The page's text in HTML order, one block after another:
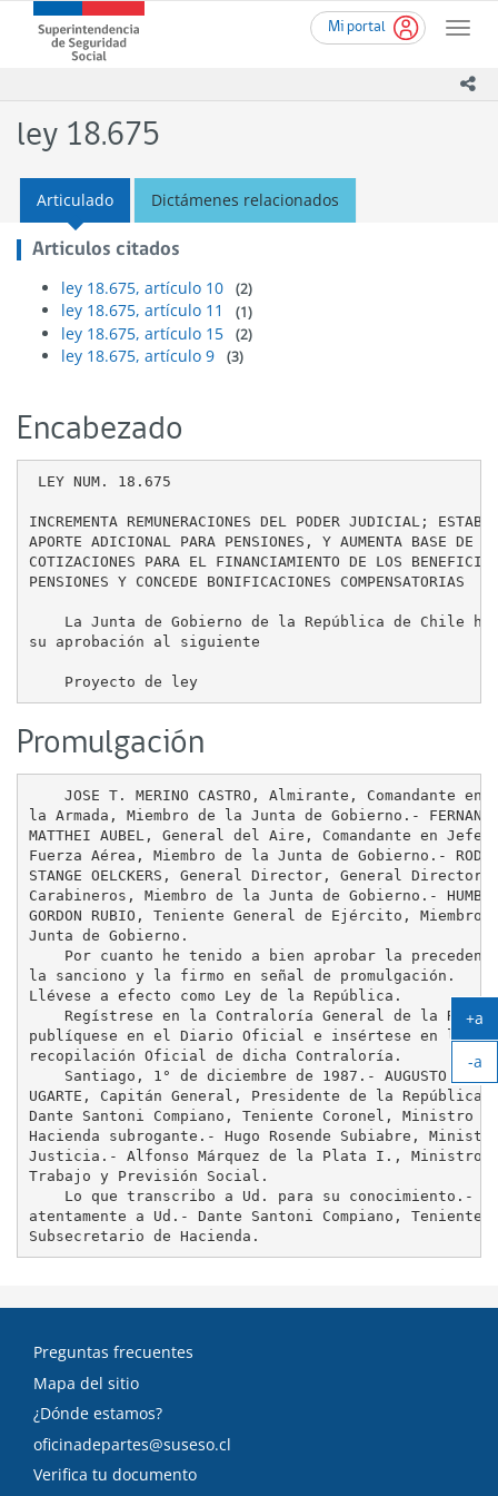
contenido
Mi portal
Toggle
Superintendencia
de
(SUSESO)
-
de
Chile
ley 18.675
Articulado Dictámenes relacionados
Articulos citados
ley 18.675, artículo 10
(2)
ley 18.675, artículo 11 (1)
ley 18.675, artículo 15 (2)
ley 18.675, artículo 9 (3)
Encabezado
LEY NUM. 18.675
INCREMENTA REMUNERACIONES DEL PODER JUDICIAL;
APORTE ADICIONAL PARA PENSIONES, Y AUMENTA BASE DE
COTIZACIONES PARA EL FINANCIAMIENTO DE LOS
PENSIONES Y CONCEDE BONIFICACIONES COMPENSATORIAS
La Junta de Gobierno de la República de Chile ha
su aprobación al siguiente
Promulgación
JOSE T. MERINO CASTRO, Almirante, Comandante en
la Armada, Miembro de la Junta de Gobierno.-
MATTHEI AUBEL, General del Aire, Comandante en Jefe
Fuerza Aérea, Miembro de la Junta de Gobierno.-
STANGE OELCKERS, General Director, General Director
Carabineros, Miembro de la Junta de Gobierno.-
GORDON RUBIO, Teniente General de Ejército, Miembro
Junta de Gobierno.
Por cuanto he tenido a bien aprobar la
la sanciono y la firmo en señal de promulgación.
Llévese a efecto como Ley de la República.
Regístrese en la Contraloría General de la
publíquese en el Diario Oficial e insértese en la
recopilación Oficial de dicha Contraloría.
Santiago, 1° de diciembre de 1987.- AUGUSTO
UGARTE, Capitán General, Presidente de la
Dante Santoni Compiano, Teniente Coronel, Ministro
Hacienda subrogante.- Hugo Rosende Subiabre,
Justicia.- Alfonso Márquez de la Plata I., Ministro
Trabajo y Previsión Social.
Lo que transcribo a Ud. para su conocimiento.-
atentamente a Ud.- Dante Santoni Compiano, Teniente
Preguntas frecuentes
Mapa del sitio
¿Dónde estamos?
oficinadepartes@suseso.cl
Verifica tu documento
+a
-a